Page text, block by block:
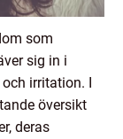
som
sig in i
irritation. I
översikt
deras